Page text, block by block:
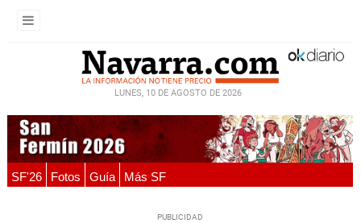
LUNES, 10 DE AGOSTO DE 2026
SF'26 Fotos Guía Más SF